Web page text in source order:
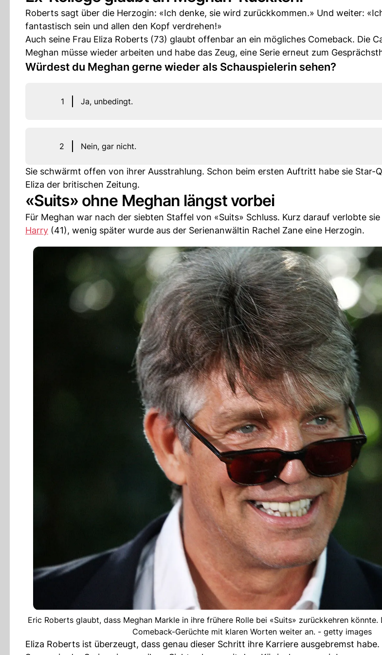
Roberts sagt über die Herzogin: «Ich denke, sie wird zurückkommen.» Und weiter:
fantastisch sein und allen den Kopf verdrehen!»
Auch seine Frau Eliza Roberts (73) glaubt offenbar an ein mögliches Comeback. Die
Meghan müsse wieder arbeiten und habe das Zeug, eine Serie erneut zum
Würdest du Meghan gerne wieder als Schauspielerin sehen?
1 Ja, unbedingt.
2 Nein, gar nicht.
Sie schwärmt offen von ihrer Ausstrahlung. Schon beim ersten Auftritt habe sie Star-
Eliza der britischen Zeitung.
«Suits» ohne Meghan längst vorbei
Für Meghan war nach der siebten Staffel von «Suits» Schluss. Kurz darauf verlobte
Harry (41), wenig später wurde aus der Serienanwältin Rachel Zane eine Herzogin.
Eric Roberts glaubt, dass Meghan Markle in ihre frühere Rolle bei «Suits» zurückkehren könnte.
Comeback-Gerüchte mit klaren Worten weiter an. - getty images
Eliza Roberts ist überzeugt, dass genau dieser Schritt ihre Karriere ausgebremst